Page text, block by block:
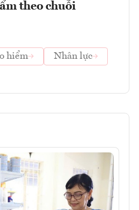
theo chuỗi
hiểm
Nhân lực